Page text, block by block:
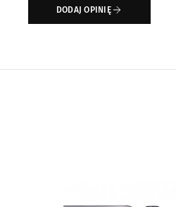
DODAJ OPINIĘ